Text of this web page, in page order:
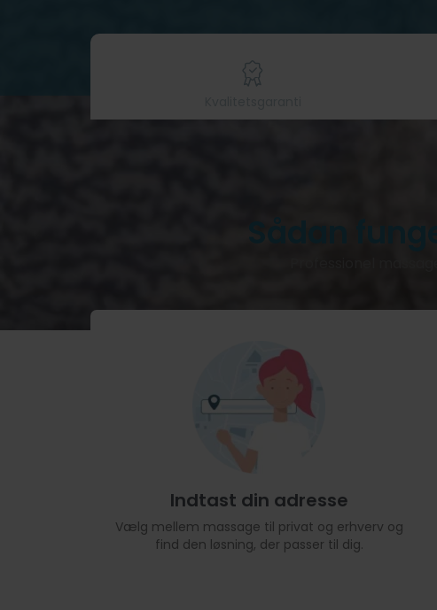
Sådan
Indtast din adresse
Vælg mellem massage til privat og erhverv og
find den løsning, der passer til dig.